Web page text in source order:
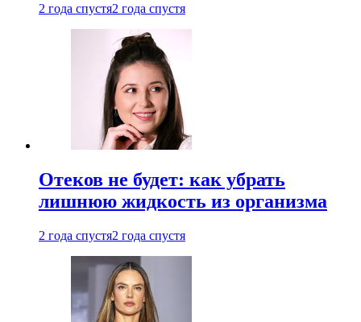
2 года спустя2 года спустя
Отеков не будет: как убрать
лишнюю жидкость из организма
2 года спустя2 года спустя